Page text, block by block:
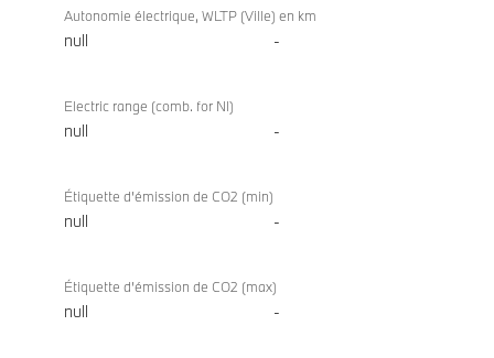
Autonomie électrique, WLTP (Ville) en km
null -
Electric range (comb. for NI)
null -
Étiquette d’émission de CO2 (min)
null -
Étiquette d’émission de CO2 (max)
null -